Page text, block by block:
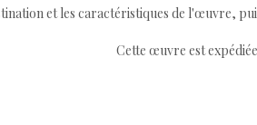
et les caractéristiques de l'œuvre,
Cette œuvre est